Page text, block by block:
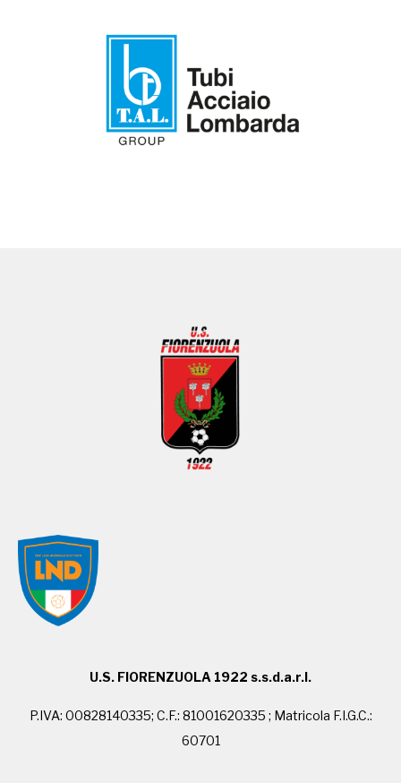
U.S. FIORENZUOLA 1922 s.s.d.a.r.l.
P.IVA: 00828140335; C.F.: 81001620335 ; Matricola F.I.G.C.:
60701